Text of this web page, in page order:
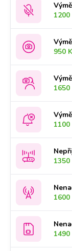
1200
950
1650
1100
1350
1600
1490